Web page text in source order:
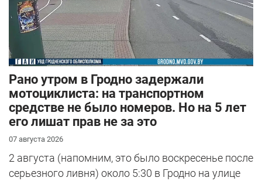
Рано утром в Гродно задержали
мотоциклиста: на транспортном
средстве не было номеров. Но на 5 лет
его лишат прав не за это
07 августа 2026
2 августа (напомним, это было воскресенье после
серьезного ливня) около 5:30 в Гродно на улице